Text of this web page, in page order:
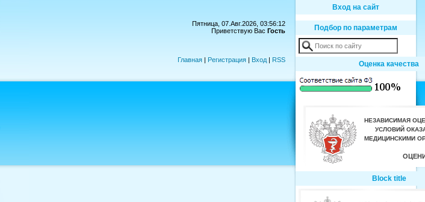
Пятница, 07.Авг.2026, 03:56:12
Приветствую Вас Гость
Главная | Регистрация | Вход | RSS
Вход на сайт
Подбор по параметрам
Оценка качества
Block title